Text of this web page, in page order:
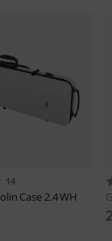
14
Case 2.4 WH